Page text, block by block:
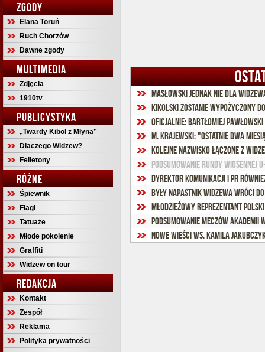
ZGODY
Elana Toruń
Ruch Chorzów
Dawne zgody
MULTIMEDIA
Zdjęcia
1910tv
PUBLICYSTYKA
„Twardy Kibol z Młyna”
Dlaczego Widzew?
Felietony
RÓŻNE
Śpiewnik
Flagi
Tatuaże
Młode pokolenie
Graffiti
Widzew on tour
REDAKCJA
Kontakt
Zespół
Reklama
Polityka prywatności
Kikolski zostanie wypożyczony
Oficjalnie: Bartłomiej Pawłowski
Kolejne nazwisko łączone z
Podsumowanie rundy wiosennej
Dyrektor Komunikacji i PR
Były napastnik Widzewa wróci
Młodzieżowy reprezentant
Podsumowanie meczów
Nowe wieści ws. Kamila